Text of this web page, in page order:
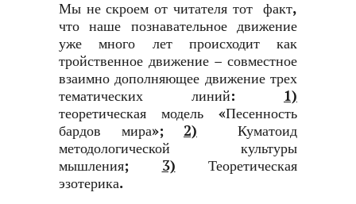
Мы не скроем от читателя тот факт,
что наше познавательное движение
уже много лет происходит как
тройственное движение – совместное
взаимно дополняющее движение трех
тематических линий: 1)
теоретическая модель «Песенность
бардов мира»; 2) Куматоид
методологической культуры
мышления; 3) Теоретическая
эзотерика.